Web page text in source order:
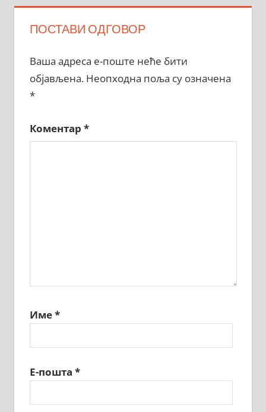
ПОСТАВИ ОДГОВОР
Ваша адреса е-поште неће бити
објављена. Неопходна поља су означена
*
Коментар *
Име*
Е-пошта *